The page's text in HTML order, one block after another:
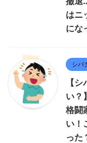
はニ
にな
シバ
【
い？
格闘
い！
った